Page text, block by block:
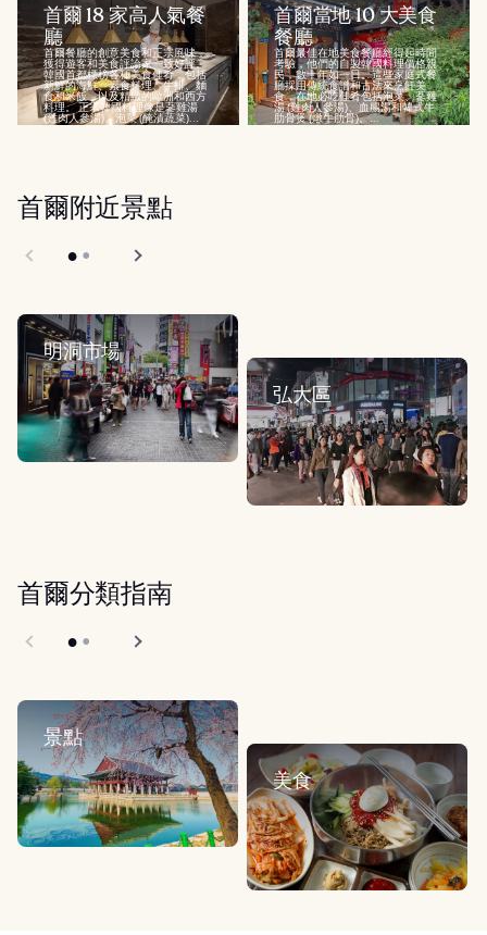
首爾 18 家高人氣餐
廳
首爾餐廳的創意美食和正宗風味，
獲得遊客和美食評論家一致好評。
韓國首都標榜各種美食佳肴，包括
新鮮的海鮮、素食料理、牛排、麵
食和米飯，以及精緻的歐洲和西方
料理。 正宗韓國料理像是蔘雞湯
(雞肉人參湯)、泡菜 (醃漬蔬菜)...
首爾當地 10 大美食
餐廳
首爾最佳在地美食餐廳經得起時間
考驗，他們的自製韓國料理價格親
民，數十年如一日。這些家庭式餐
廳採用傳統食譜和古法來烹飪美
食，在地必吃佳肴包括泡菜、蔘雞
湯 (雞肉人參湯)、血腸湯和韓式牛
肋骨煲 (燉牛肋骨)。...
首爾附近景點
明洞市場
弘大區
首爾分類指南
景點
美食